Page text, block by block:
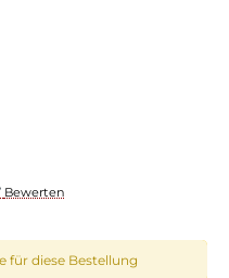
Bewerten
für diese Bestellung